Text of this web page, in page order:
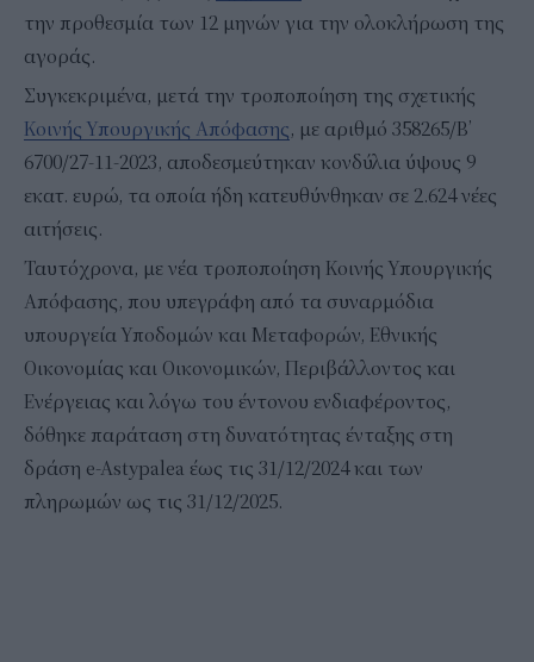
την προθεσμία των 12 μηνών για την ολοκλήρωση της
αγοράς.
Συγκεκριμένα, μετά την τροποποίηση της σχετικής
Κοινής Υπουργικής Απόφασης, με αριθμό 358265/Β’
6700/27-11-2023, αποδεσμεύτηκαν κονδύλια ύψους 9
εκατ. ευρώ, τα οποία ήδη κατευθύνθηκαν σε 2.624 νέες
αιτήσεις.
Ταυτόχρονα, με νέα τροποποίηση Κοινής Υπουργικής
Απόφασης, που υπεγράφη από τα συναρμόδια
υπουργεία Υποδομών και Μεταφορών, Εθνικής
Οικονομίας και Οικονομικών, Περιβάλλοντος και
Ενέργειας και λόγω του έντονου ενδιαφέροντος,
δόθηκε παράταση στη δυνατότητας ένταξης στη
δράση e-Astypalea έως τις 31/12/2024 και των
πληρωμών ως τις 31/12/2025.